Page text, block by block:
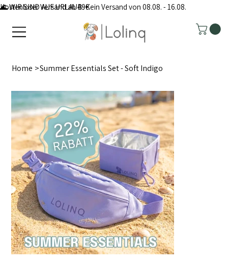
Kostenloser Versand ab 49€
🌊 WIR SIND AUF URLAUB: Kein Versand von 08.08. - 16.08.
Home >Summer Essentials Set - Soft Indigo